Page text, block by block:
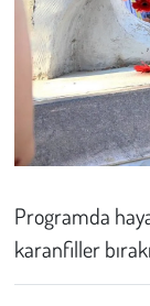
Programda
karanfiller